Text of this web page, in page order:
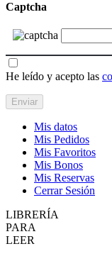
Captcha
He leído y acepto las
Mis datos
Mis Pedidos
Mis Favoritos
Mis Bonos
Mis Reservas
Cerrar Sesión
LIBRERÍA
PARA
LEER